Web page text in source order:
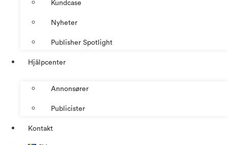
Kundcase
Nyheter
Publisher Spotlight
Hjälpcenter
Annonsører
Publicister
Kontakt